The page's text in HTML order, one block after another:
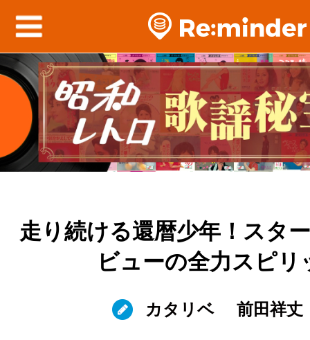
走り続ける還暦少年！スタ
ビューの全力スピリ
カタリベ 前田祥丈